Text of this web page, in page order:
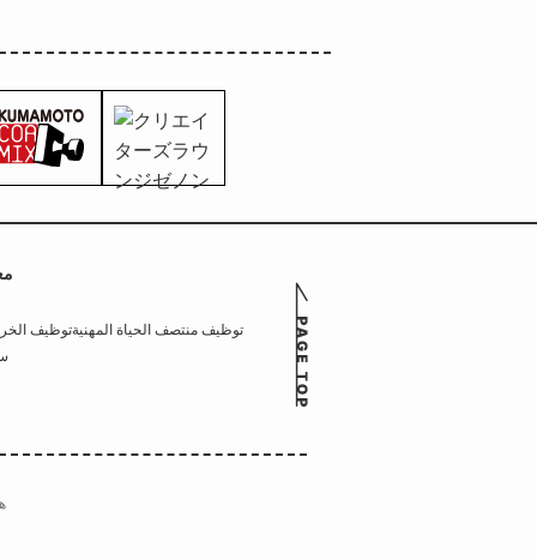
توظيفتوظيف منتصف الحياة المهنية